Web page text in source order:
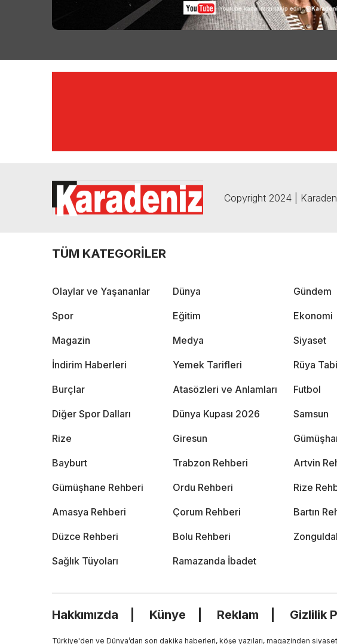
Copyright 2024 |
TÜM KATEGORİLER
Olaylar ve Yaşananlar Dünya Gündem
Spor Eğitim Ekonomi
Magazin Medya Siyaset
İndirim Haberleri Yemek Tarifleri Rüya
Burçlar Atasözleri ve Anlamları Futbol
Diğer Spor Dalları Dünya Kupası 2026 Samsun
Rize Giresun
Bayburt Trabzon Rehberi Artvin
Gümüşhane Rehberi Ordu Rehberi Rize
Amasya Rehberi Çorum Rehberi Bartın
Düzce Rehberi Bolu Rehberi
Sağlık Tüyoları Ramazanda İbadet
Hakkımızda Künye Reklam Gizlilik
Türkiye'den ve Dünya’dan son dakika haberleri, köşe yazıları, magazinden